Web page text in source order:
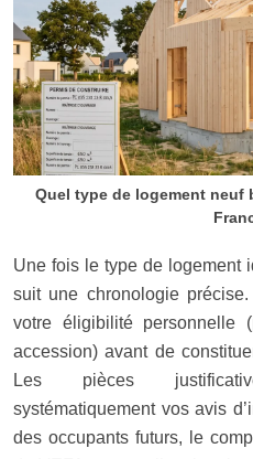
Quel type de logement neuf
Une fois le type de logement
suit une chronologie
votre éligibilité personnelle
accession) avant de
Les pièces
systématiquement vos avis
des occupants futurs, le